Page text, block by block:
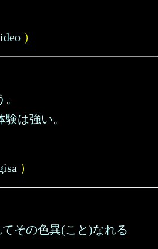
）
は強い。
）
その色異(こと)なれる